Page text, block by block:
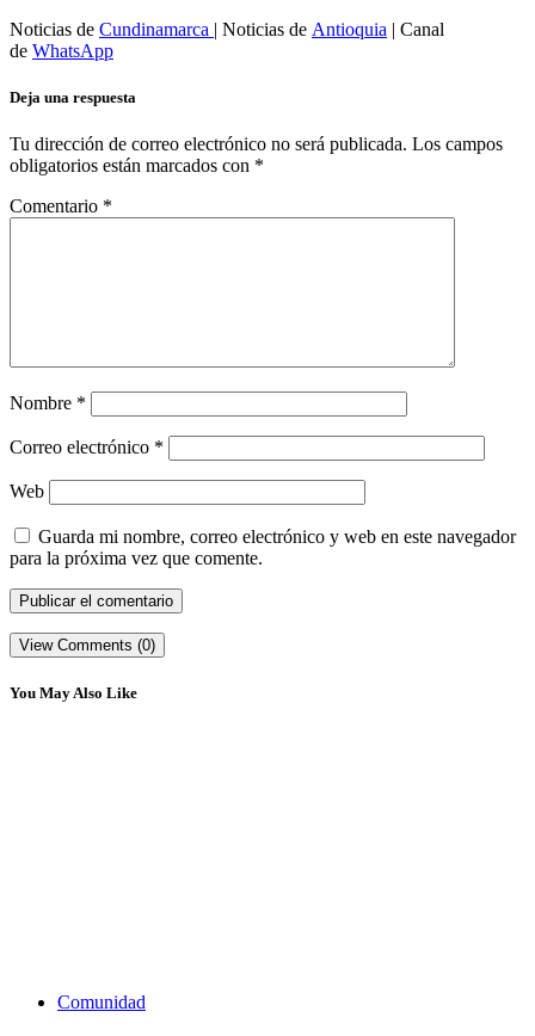
Noticias de Cundinamarca | Noticias de Antioquia | Canal
de WhatsApp
Deja una respuesta
Tu dirección de correo electrónico no será publicada. Los campos
obligatorios están marcados con *
Comentario *
Nombre *
Correo electrónico *
Web
Guarda mi nombre, correo electrónico y web en este navegador
para la próxima vez que comente.
View Comments (0)
You May Also Like
Comunidad